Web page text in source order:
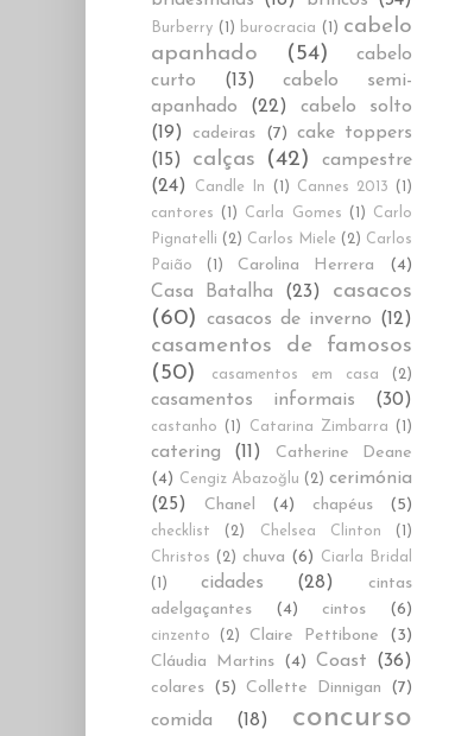
Burberry (1) burocracia (1) cabelo
apanhado
(54)
cabelo
curto
(13)
cabelo semi-
apanhado
(22)
cabelo solto
(19)
cadeiras (7) cake toppers
(15)
calças (42)
campestre
(24)
Candle In (1) Cannes 2013
(1)
cantores
(1) Carla Gomes (1)
Carlo
Pignatelli (2) Carlos Miele (2) Carlos
Paião
(1) Carolina Herrera (4)
Casa Batalha (23)
casacos
(60)
casacos de inverno (12)
casamentos de famosos
(50)
casamentos em casa (2)
casamentos informais (30)
castanho (1) Catarina Zimbarra (1)
catering (11)
Catherine Deane
(4) Cengiz Abazoğlu (2) cerimónia
(25)
Chanel (4) chapéus (5)
checklist (2) Chelsea Clinton
(1)
Christos (2) chuva (6)
Ciarla Bridal
(1)
cidades (28)
cintas
adelgaçantes
(4) cintos (6)
cinzento (2) Claire Pettibone
(3)
Cláudia Martins (4) Coast (36)
colares (5) Collette Dinnigan (7)
comida (18)
concurso